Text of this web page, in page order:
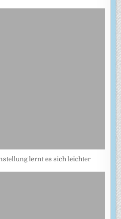
lernt es sich leichter